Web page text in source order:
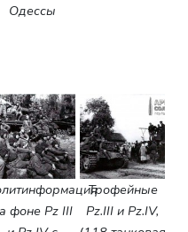
Одессы
фоне Pz III
Трофейные
Pz.III и Pz.IV,